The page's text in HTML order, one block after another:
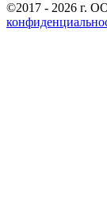
©2017 - 2026 г.